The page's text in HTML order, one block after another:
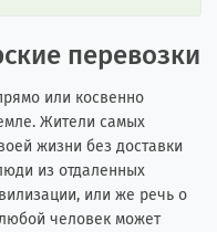
перевозки
или косвенно
Жители самых
жизни без доставки
из отдаленных
или же речь о
человек может